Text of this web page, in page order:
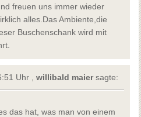
freuen uns immer wieder
alles.Das Ambiente,die
Buschenschank wird mit
Uhr ,willibald maiersagte:
das hat, was man von einem